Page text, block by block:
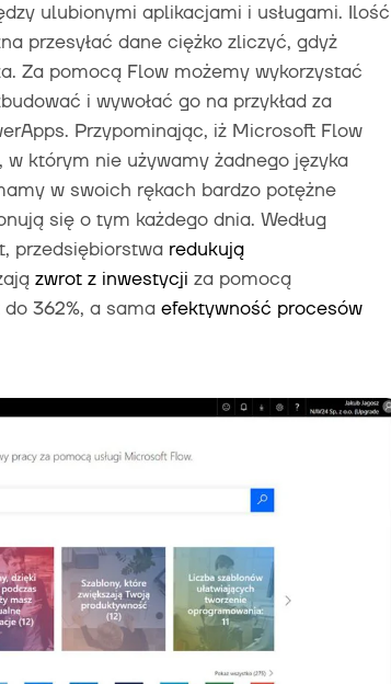
ulubionymi aplikacjami i usługami. Ilość
przesyłać dane ciężko zliczyć, gdyż
Za pomocą Flow możemy wykorzystać
i wywołać go na przykład za
Przypominając, iż Microsoft Flow
którym nie używamy żadnego języka
w swoich rękach bardzo potężne
się o tym każdego dnia. Według
przedsiębiorstwa redukują
zwrot z inwestycji za pomocą
362%, a sama efektywność procesów